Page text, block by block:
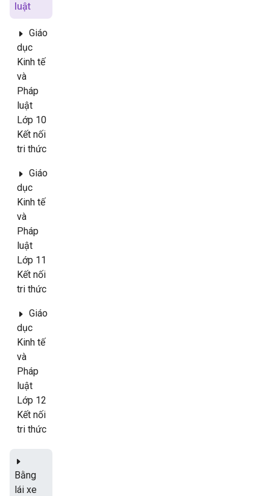
luật
Giáo
dục
Kinh tế
và
Pháp
luật
Lớp 10
Kết nối
tri thức
Giáo
dục
Kinh tế
và
Pháp
luật
Lớp 11
Kết nối
tri thức
Giáo
dục
Kinh tế
và
Pháp
luật
Lớp 12
Kết nối
tri thức
Bằng
lái xe